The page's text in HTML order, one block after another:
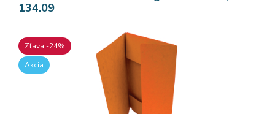
134.09
Zľava -24%
Akcia